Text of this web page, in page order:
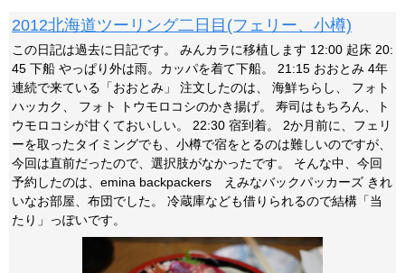
2012北海道ツーリング二日目(フェリー、小樽)
この日記は過去に日記です。 みんカラに移植します 12:00 起床 20:
45 下船 やっぱり外は雨。カッパを着て下船。 21:15 おおとみ 4年
連続で来ている「おおとみ」 注文したのは、 海鮮ちらし、 フォト
ハッカク、 フォト トウモロコシのかき揚げ。 寿司はもちろん、ト
ウモロコシが甘くておいしい。 22:30 宿到着。 2か月前に、フェリ
ーを取ったタイミングでも、小樽で宿をとるのは難しいのですが、
今回は直前だったので、選択肢がなかったです。 そんな中、今回
予約したのは、emina backpackers えみなバックパッカーズ きれ
いなお部屋、布団でした。 冷蔵庫なども借りられるので結構「当
たり」っぽいです。